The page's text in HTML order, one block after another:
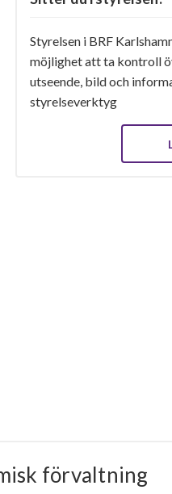
Styrelsen i BRF
möjlighet att ta kontroll
utseende, bild och
styrelseverktyg
förvaltning